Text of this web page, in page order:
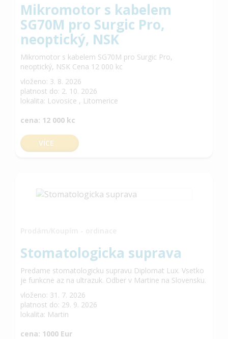
Mikromotor s kabelem
SG70M pro Surgic Pro,
neoptický, NSK
Mikromotor s kabelem SG70M pro Surgic Pro,
neoptický, NSK Cena 12 000 kc
vloženo: 3. 8. 2026
platnost do: 2. 10. 2026
lokalita: Lovosice , Litomerice
cena: 12 000 kc
VÍCE
Stomatologicka suprava
Predame stomatologicku supravu Diplomat Lux. Vsetko
je funkcne az na ultrazuk. Odber v Martine na Slovensku.
vloženo: 31. 7. 2026
platnost do: 29. 9. 2026
lokalita: Martin
cena: 1000 Eur